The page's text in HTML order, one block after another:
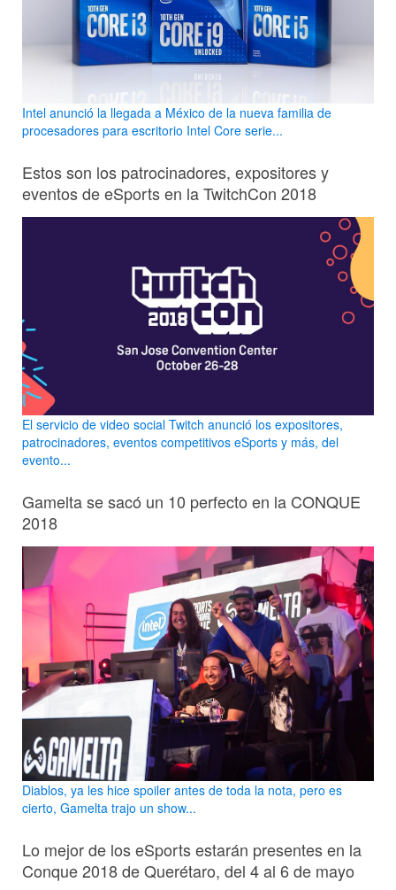
Intel anunció la llegada a México de la nueva familia de
procesadores para escritorio Intel Core serie...
Estos son los patrocinadores, expositores y
eventos de eSports en la TwitchCon 2018
El servicio de video social Twitch anunció los expositores,
patrocinadores, eventos competitivos eSports y más, del
evento...
Gamelta se sacó un 10 perfecto en la CONQUE
2018
Diablos, ya les hice spoiler antes de toda la nota, pero es
cierto, Gamelta trajo un show...
Lo mejor de los eSports estarán presentes en la
Conque 2018 de Querétaro, del 4 al 6 de mayo